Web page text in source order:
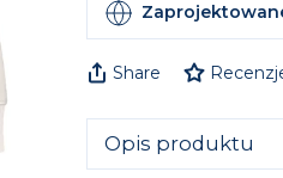
Share
Opis produktu